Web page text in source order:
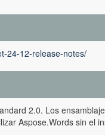
24-12-release-notes/
2.0. Los
Aspose.Words sin el